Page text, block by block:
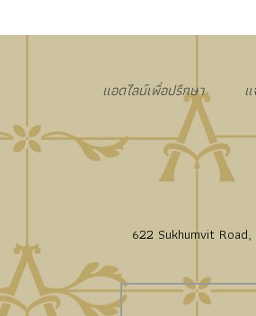
แอดไลน์เพื่อปรึกษา
622 Sukhumvit